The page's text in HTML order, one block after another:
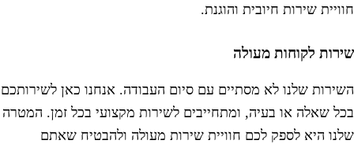
שירות חיובית והוגנת.
לקוחות מעולה
שלנו לא מסתיים עם סיום העבודה. אנחנו כאן לשירותכם
שאלה או בעיה, ומתחייבים לשירות מקצועי בכל זמן. המטרה
היא לספק לכם חוויית שירות מעולה ולהבטיח שאתם